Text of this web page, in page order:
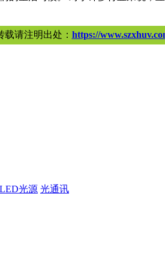
请注明出处： https://
光源 光通讯